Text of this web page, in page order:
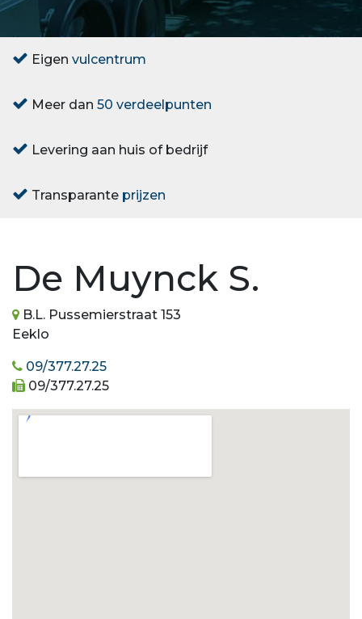
Eigen vulcentrum
Meer dan 50 verdeelpunten
Levering aan huis of bedrijf
Transparante prijzen
De Muynck S.
B.L. Pussemierstraat 153
Eeklo
09/377.27.25
09/377.27.25